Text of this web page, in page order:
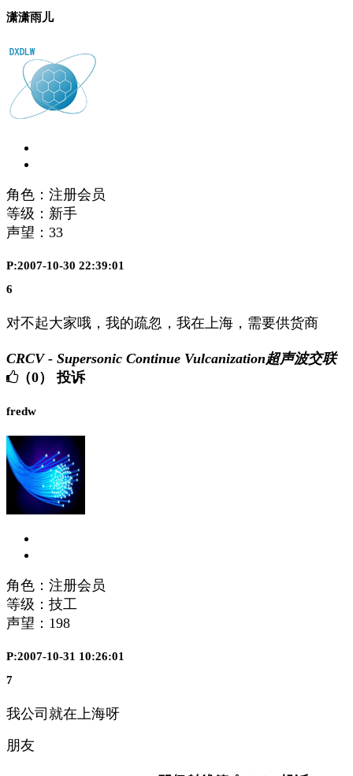
潇潇雨儿
角色：注册会员
等级：新手
声望： 33
P:2007-10-30 22:39:01
6
对不起大家哦，我的疏忽，我在上海，需要供货商
CRCV - Supersonic Continue Vulcanization超声波交联
（0）
投诉
fredw
角色：注册会员
等级：技工
声望： 198
P:2007-10-31 10:26:01
7
我公司就在上海呀
朋友